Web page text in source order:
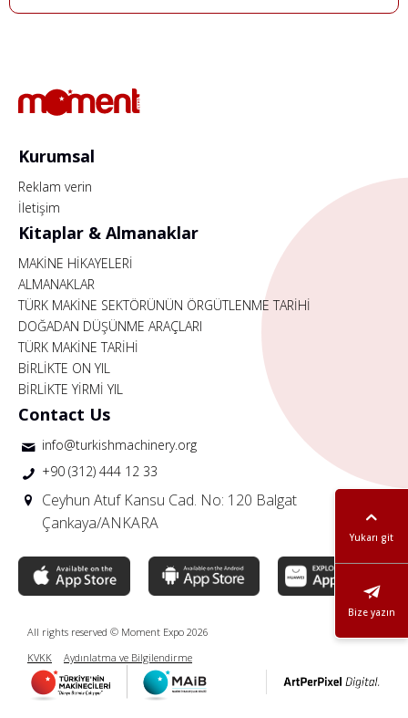
Yukarı git
Bize yazın
Kurumsal
Reklam verin
İletişim
Kitaplar & Almanaklar
MAKİNE HİKAYELERİ
ALMANAKLAR
TÜRK MAKİNE SEKTÖRÜNÜN ÖRGÜTLENME TARİHİ
DOĞADAN DÜŞÜNME ARAÇLARI
TÜRK MAKİNE TARİHİ
BİRLİKTE ON YIL
BİRLİKTE YİRMİ YIL
Contact Us
info@turkishmachinery.org
+90 (312) 444 12 33
Ceyhun Atuf Kansu Cad. No: 120 Balgat
Çankaya/ANKARA
All rights reserved © Moment Expo 2026
KVKK
Aydınlatma ve Bilgilendirme